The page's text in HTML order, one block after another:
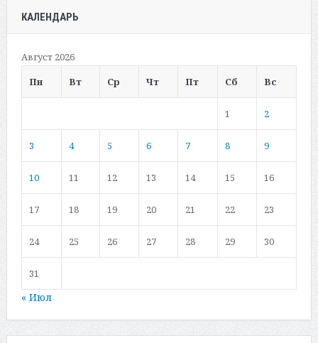
КАЛЕНДАРЬ
Август 2026
Пн
Вт Ср Чт Пт Сб Вс
1 2
3 4 5 6 7 8 9
10 11 12 13 14 15 16
17 18 19 20 21 22 23
24 25 26 27 28 29 30
31
« Июл